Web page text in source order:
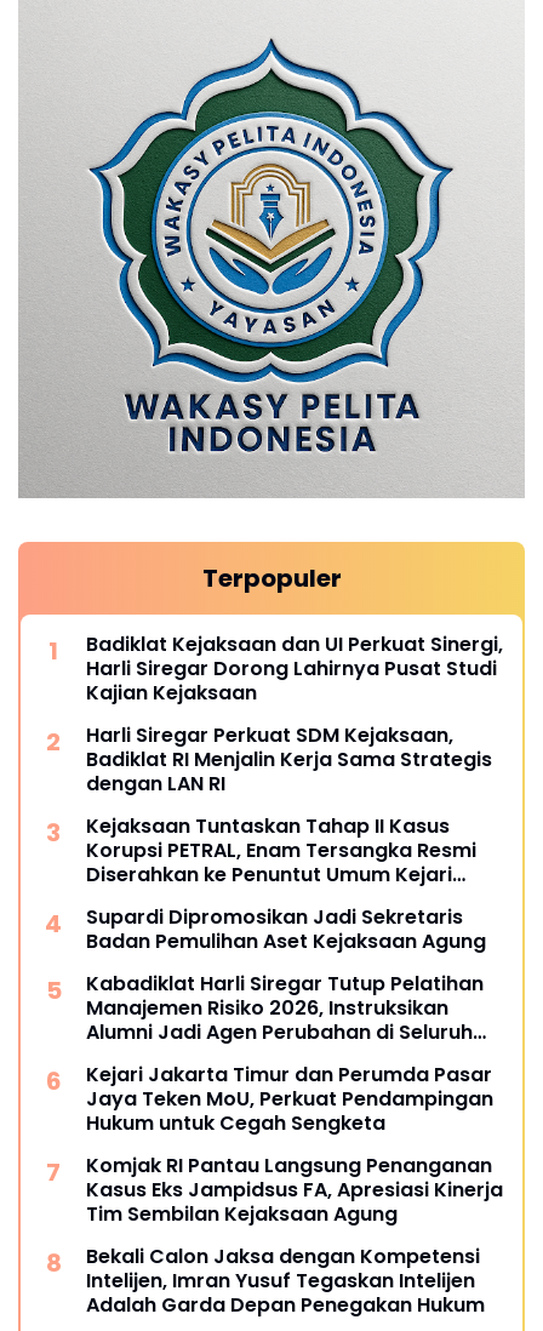
Terpopuler
Badiklat Kejaksaan dan UI Perkuat Sinergi,
Harli Siregar Dorong Lahirnya Pusat Studi
Kajian Kejaksaan
Harli Siregar Perkuat SDM Kejaksaan,
Badiklat RI Menjalin Kerja Sama Strategis
dengan LAN RI
Kejaksaan Tuntaskan Tahap II Kasus
Korupsi PETRAL, Enam Tersangka Resmi
Diserahkan ke Penuntut Umum Kejari
Supardi Dipromosikan Jadi Sekretaris
Badan Pemulihan Aset Kejaksaan Agung
Kabadiklat Harli Siregar Tutup Pelatihan
Manajemen Risiko 2026, Instruksikan
Alumni Jadi Agen Perubahan di Seluruh
Kejari Jakarta Timur dan Perumda Pasar
Jaya Teken MoU, Perkuat Pendampingan
Hukum untuk Cegah Sengketa
Komjak RI Pantau Langsung Penanganan
Kasus Eks Jampidsus FA, Apresiasi Kinerja
Tim Sembilan Kejaksaan Agung
Bekali Calon Jaksa dengan Kompetensi
Intelijen, Imran Yusuf Tegaskan Intelijen
Adalah Garda Depan Penegakan Hukum